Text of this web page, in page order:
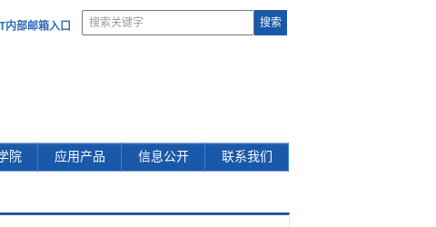
内部邮箱入口
院 应用产品 信息公开 联系我们